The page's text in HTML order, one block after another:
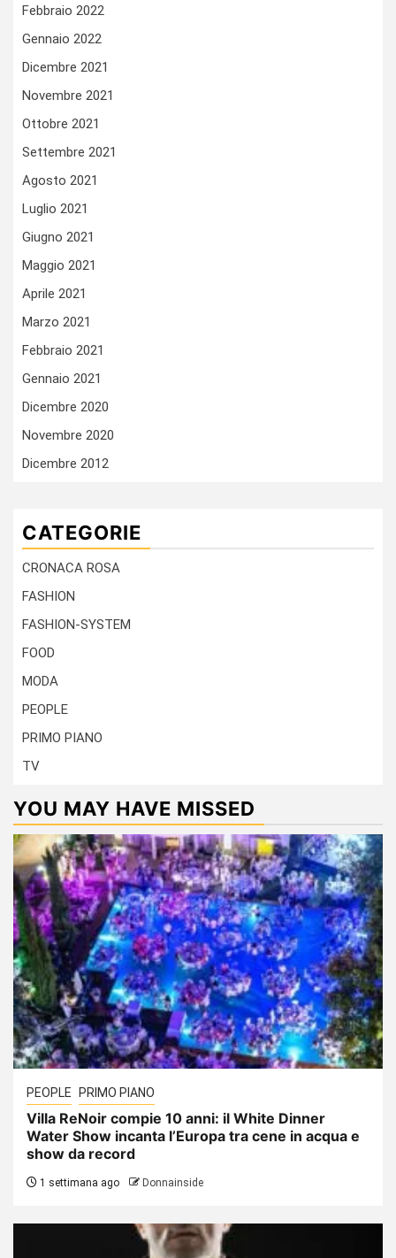
Febbraio 2022
Gennaio 2022
Dicembre 2021
Novembre 2021
Ottobre 2021
Settembre 2021
Agosto 2021
Luglio 2021
Giugno 2021
Maggio 2021
Aprile 2021
Marzo 2021
Febbraio 2021
Gennaio 2021
Dicembre 2020
Novembre 2020
Dicembre 2012
CATEGORIE
CRONACA ROSA
FASHION
FASHION-SYSTEM
FOOD
MODA
PEOPLE
PRIMO PIANO
TV
YOU MAY HAVE MISSED
PEOPLE PRIMO PIANO
Villa ReNoir compie 10 anni: il White Dinner
Water Show incanta l’Europa tra cene in acqua e
show da record
1 settimana ago Donnainside